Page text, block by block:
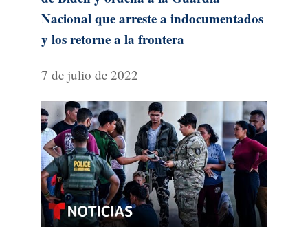
Nacional que arreste a indocumentados
y los retorne a la frontera
7 de julio de 2022